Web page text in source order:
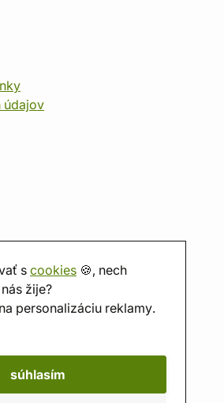
s cookies 🍪, nech
žije?
personalizáciu reklamy.
súhlasím
údajov